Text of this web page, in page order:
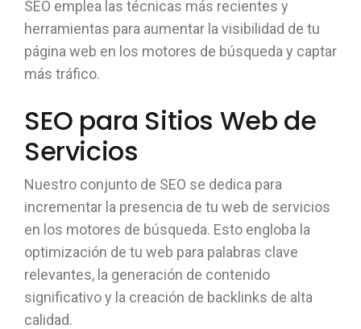
SEO emplea las técnicas más recientes y
herramientas para aumentar la visibilidad de tu
página web en los motores de búsqueda y captar
más tráfico.
SEO para Sitios Web de
Servicios
Nuestro conjunto de SEO se dedica para
incrementar la presencia de tu web de servicios
en los motores de búsqueda. Esto engloba la
optimización de tu web para palabras clave
relevantes, la generación de contenido
significativo y la creación de backlinks de alta
calidad.